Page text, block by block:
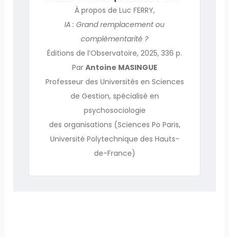
À propos de Luc FERRY,
IA : Grand remplacement ou
complémentarité ?
Éditions de l’Observatoire, 2025, 336 p.
Par Antoine MASINGUE
Professeur des Universités en Sciences
de Gestion, spécialisé en
psychosociologie
des organisations (Sciences Po Paris,
Université Polytechnique des Hauts-
de-France)